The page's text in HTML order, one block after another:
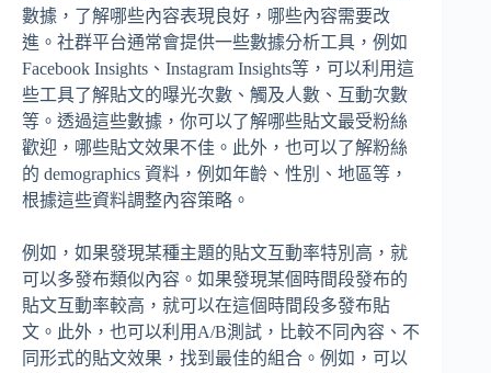
數據，了解哪些內容表現良好，哪些內容需要改
進。社群平台通常會提供一些數據分析工具，例如
Facebook Insights、Instagram Insights等，可以利用這
些工具了解貼文的曝光次數、觸及人數、互動次數
等。透過這些數據，你可以了解哪些貼文最受粉絲
歡迎，哪些貼文效果不佳。此外，也可以了解粉絲
的 demographics 資料，例如年齡、性別、地區等，
根據這些資料調整內容策略。
例如，如果發現某種主題的貼文互動率特別高，就
可以多發布類似內容。如果發現某個時間段發布的
貼文互動率較高，就可以在這個時間段多發布貼
文。此外，也可以利用A/B測試，比較不同內容、不
同形式的貼文效果，找到最佳的組合。例如，可以